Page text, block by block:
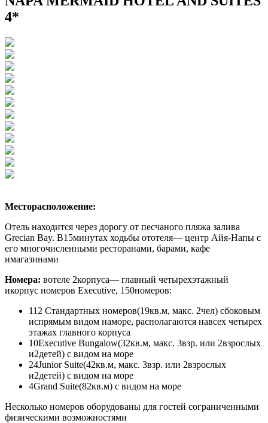
4*
Месторасположение:
Отель находится через дорогу от песчаного пляжа залива
Grecian Bay. В15минутах ходьбы ототеля— центр Айя-Напы с
его многочисленными ресторанами, барами, кафе
имагазинами
Номера: вотеле 2корпуса— главный четырехэтажный
икорпус номеров Executive, 150номеров:
112 Стандартных номеров(19кв.м, макс. 2чел) сбоковым
испрямым видом наморе, располагаются навсех четырех
этажах главного корпуса
10Executive Bungalow(32кв.м, макс. 3взр. или 2взрослых
и2детей) с видом на море
24Junior Suite(42кв.м, макс. 3взр. или 2взрослых
и2детей) с видом на море
4Grand Suite(82кв.м) с видом на море
Несколько номеров оборудованы для гостей сограниченными
физическими возможностями